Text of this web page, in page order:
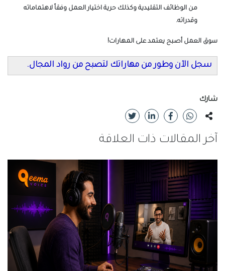
من الوظائف التقليدية وكذلك حرية اختيار العمل وفقاً لاهتماماته
وقدراته.
سوق العمل أصبح يعتمد على المهارات!
سجل الآن وطور من مهاراتك لتصبح من رواد المجال.
شارك
آخر المقالات ذات العلاقة